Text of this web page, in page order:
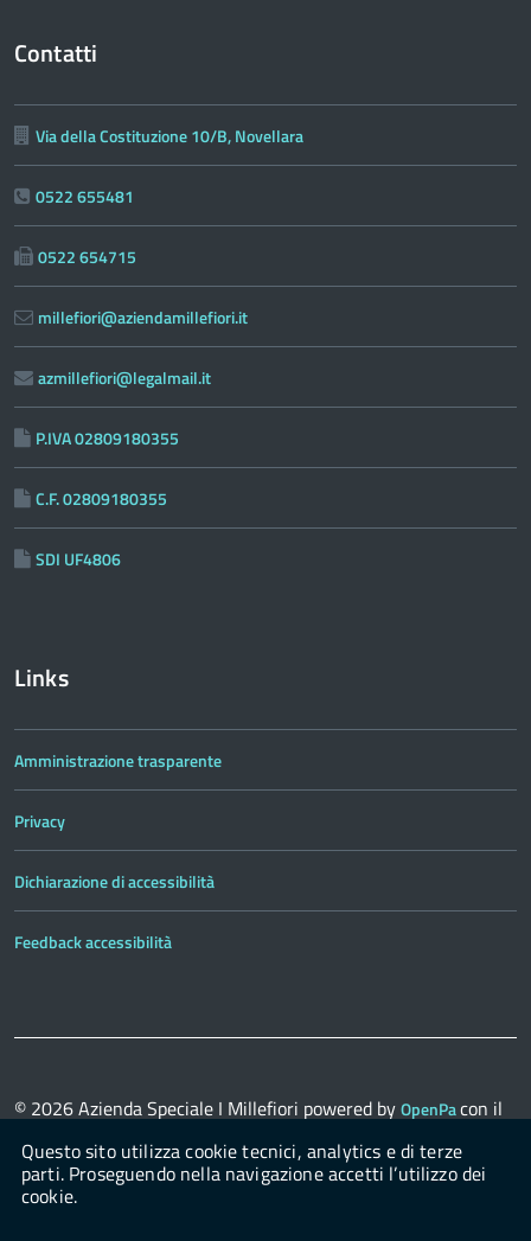
Contatti
Via della Costituzione 10/B, Novellara
0522 655481
0522 654715
millefiori@aziendamillefiori.it
azmillefiori@legalmail.it
P.IVA 02809180355
C.F. 02809180355
SDI UF4806
Links
Amministrazione trasparente
Privacy
Dichiarazione di accessibilità
Feedback accessibilità
© 2026Azienda Speciale I Millefiori powered byOpenPacon il
Questo sito utilizza cookie tecnici, analytics e di terze
parti. Proseguendo nella navigazione accetti l’utilizzo dei
cookie.